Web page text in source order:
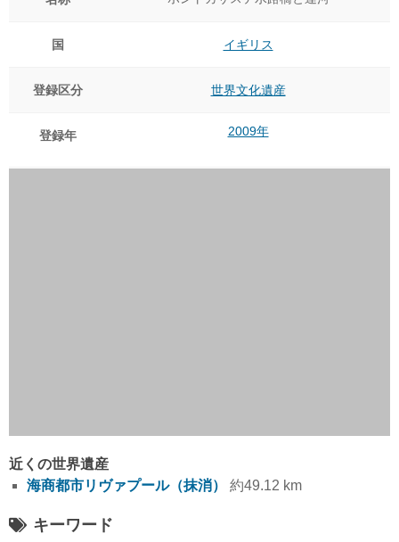
国 イギリス
登録区分 世界文化遺産
登録年 2009年
近くの世界遺産
海商都市リヴァプール（抹消）
約49.12 km
キーワード